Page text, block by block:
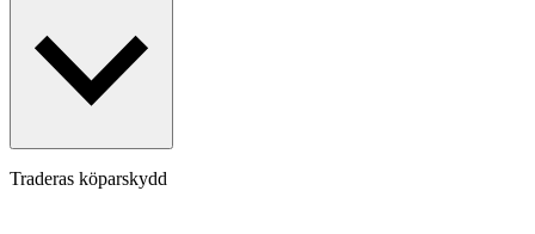
Traderas köparskydd